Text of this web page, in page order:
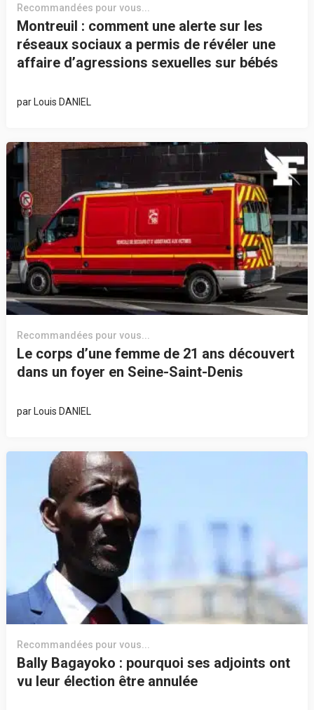
Recommandées pour vous...
Montreuil : comment une alerte sur les
réseaux sociaux a permis de révéler une
affaire d’agressions sexuelles sur bébés
par Louis DANIEL
Recommandées pour vous...
Le corps d’une femme de 21 ans découvert
dans un foyer en Seine-Saint-Denis
parLouis DANIEL
Recommandées pour vous...
Bally Bagayoko : pourquoi ses adjoints ont
vu leur élection être annulée